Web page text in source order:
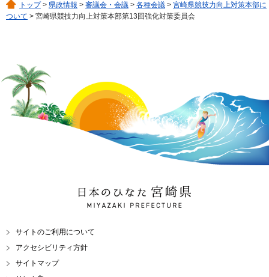
トップ> 県政情報 > 審議会・会議 > 各種会議 > 宮崎県競技力向上対策本部に
ついて > 宮崎県競技力向上対策本部第13回強化対策委員会
日本のひなた 宮崎県
MIYAZAKI PREFECTURE
サイトのご利用について
アクセシビリティ方針
サイトマップ